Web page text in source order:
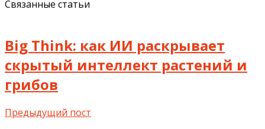
Связанные статьи
Big Think: как ИИ раскрывает
скрытый интеллект растений и
грибов
Предыдущий пост